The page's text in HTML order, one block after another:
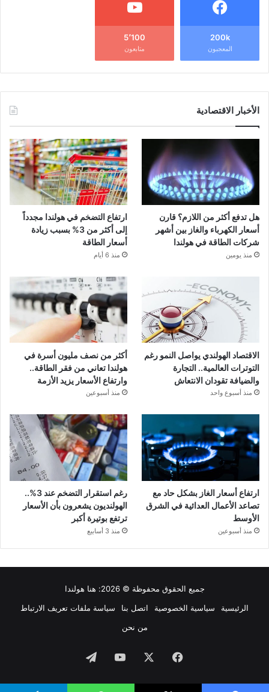
200k
المعجبون
5٬100
متابعون
الأخبار الاقتصادية
هل تدفع أكثر من اللازم؟ قارن
أسعار الكهرباء والغاز بين أشهر
شركات الطاقة في هولندا
منذ يومين
ارتفاع التضخم في هولندا مجدداً
إلى أكثر من 3% بسبب زيادة
أسعار الطاقة
منذ 6 أيام
الاقتصاد الهولندي يواصل النمو رغم
التوترات العالمية.. التجارة
والضيافة تقودان الانتعاش
منذ أسبوع واحد
أكثر من نصف مليون أسرة في
هولندا تعاني من فقر الطاقة..
وارتفاع الأسعار يزيد الأزمة
منذ أسبوعين
ارتفاع أسعار الغاز بشكل حاد مع
تصاعد الأعمال العدائية في الشرق
الأوسط
منذ أسبوعين
رغم استقرار التضخم عند 3%..
الهولنديون يشعرون بأن الأسعار
ترتفع بوتيرة أكبر
منذ 3 أسابيع
جميع الحقوق محفوظة © 2026:
هنا هولندا
الرئيسية
سياسية الخصوصية اتصل بنا
سياسة ملفات تعريف الارتباط
من نحن
فيسبوك ‫YouTubeتيلقرام